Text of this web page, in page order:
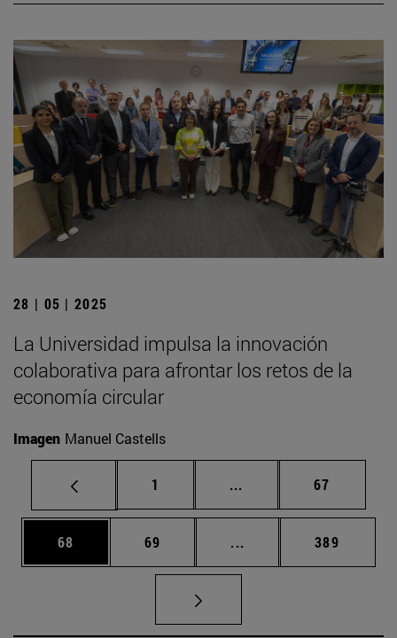
28 | 05 | 2025
La Universidad impulsa la innovación
colaborativa para afrontar los retos de la
economía circular
Imagen Manuel Castells
Página
1 ... Páginas intermedias
Página
67
Página
68 Página
69 ... Páginas intermedias
Página
389